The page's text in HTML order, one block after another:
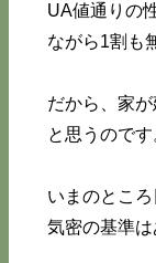
UA値通りの
ながら1割も
だから、家
と思うのです
いまのとこ
気密の基準は